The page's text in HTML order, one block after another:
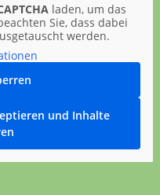
laden, um das
Sie, dass dabei
werden.
und Inhalte